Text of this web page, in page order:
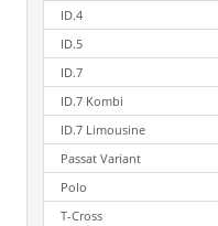
ID.4
ID.5
ID.7
ID.7 Kombi
ID.7 Limousine
Passat Variant
Polo
T-Cross